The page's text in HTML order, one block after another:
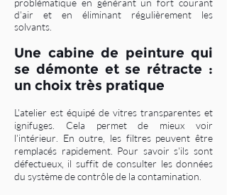
problématique en générant un fort courant
d'air et en éliminant régulièrement les
solvants.
Une cabine de peinture qui
se démonte et se rétracte :
un choix très pratique
L'atelier est équipé de vitres transparentes et
ignifuges. Cela permet de mieux voir
l'intérieur. En outre, les filtres peuvent être
remplacés rapidement. Pour savoir s'ils sont
défectueux, il suffit de consulter les données
du système de contrôle de la contamination.